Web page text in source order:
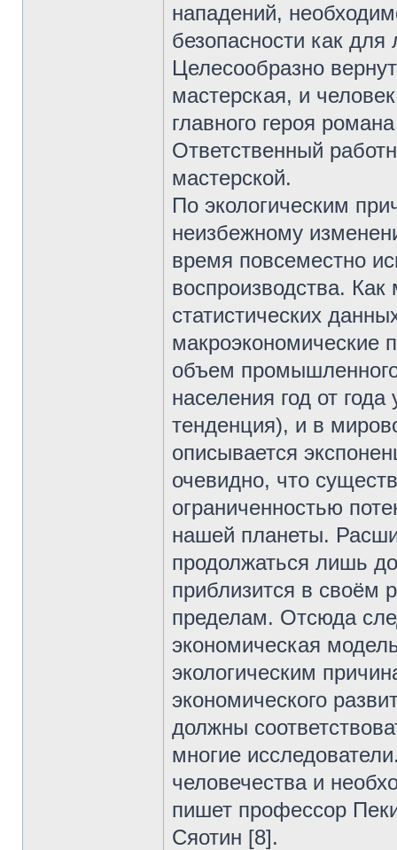
нападений,
безопасности как
Целесообразно
мастерская, и
главного героя
Ответственный
мастерской.
По экологическим
неизбежному
время повсеместно
воспроизводства.
статистических
макроэкономические
объем
населения год от
тенденция), и в
описывается
очевидно, что
ограниченностью
нашей планеты.
продолжаться лишь
приблизится в своём
пределам. Отсюда
экономическая
экологическим
экономического
должны
многие
человечества и
пишет профессор
Сяотин [8].